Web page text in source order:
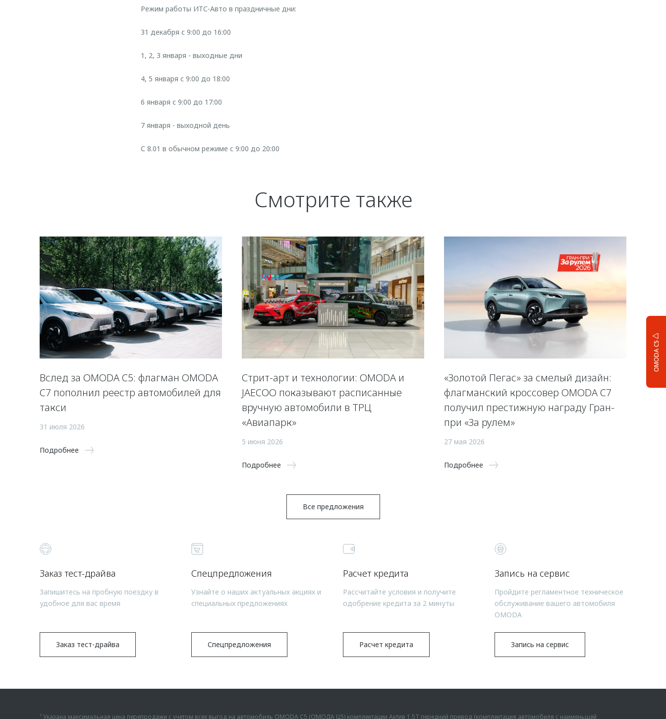
OMODA C5
Режим работы ИТС-Авто в праздничные дни:
31 декабря с 9:00 до 16:00
1, 2, 3 января - выходные дни
4, 5 января с 9:00 до 18:00
6 января с 9:00 до 17:00
7 января - выходной день
С 8.01 в обычном режиме с 9:00 до 20:00
Смотрите также
Вслед за OMODA C5: флагман OMODA
C7 пополнил реестр автомобилей для
такси
31 июля 2026
Подробнее
Стрит-арт и технологии: OMODA и
JAECOO показывают расписанные
вручную автомобили в ТРЦ
«Авиапарк»
5 июня 2026
Подробнее
«Золотой Пегас» за смелый дизайн:
флагманский кроссовер OMODA C7
получил престижную награду Гран-
при «За рулем»
27 мая 2026
Подробнее
Все предложения
Заказ тест-драйва
Запишитесь на пробную поездку в
удобное для вас время
Заказ тест-драйва
Спецпредложения
Узнайте о наших актуальных акциях и
специальных предложениях
Спецпредложения
Расчет кредита
Рассчитайте условия и получите
одобрение кредита за 2 минуты
Расчет кредита
Запись на сервис
Пройдите регламентное техническое
обслуживание вашего автомобиля
OMODA
Запись на сервис
¹ Указана максимальная цена перепродажи с учетом всех выгод на автомобиль OMODA C5 (ОМОДА Ц5) комплектации Актив 1.5Т передний привод (комплектация автомобиля с наименьшей